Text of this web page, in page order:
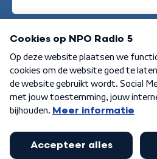
Aanmelden
Algemene voorwaarden